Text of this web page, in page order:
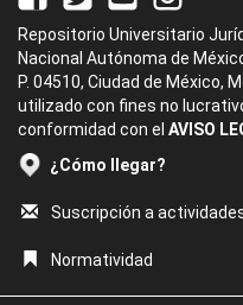
Repositorio Universitario
Nacional Autónoma de
P. 04510, Ciudad de México,
utilizado con fines no
conformidad con el AVISO
¿Cómo llegar?
Suscripción a
Normatividad